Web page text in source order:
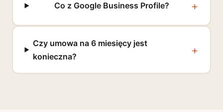
Co z Google Business Profile?
Czy umowa na 6 miesięcy jest
konieczna?